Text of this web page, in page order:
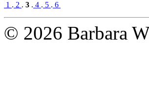
1 . 2 . 3 . 4 . 5 . 6
© 2026 Barbara